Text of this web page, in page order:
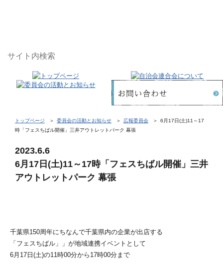
トップページ 委員会の活動とお知らせ 広報委員会
6月17日(土)11～17
時「フェスちばル開催」三井アウトレットパーク 幕張
2023.6.6
6月17日(土)11～17時「フェスちばル開催」三井
アウトレットパーク 幕張
千葉県150周年にちなんで千葉県内の企業が出店する
「フェスちばル」」が地域連携イベントとして
6月17日(土)の11時00分から17時00分まで